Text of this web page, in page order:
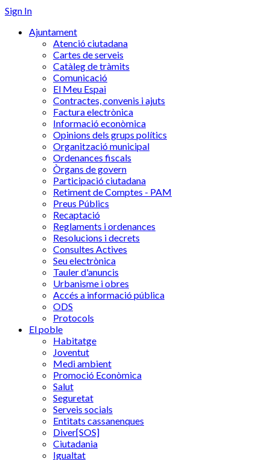
Sign In
Ajuntament
Atenció ciutadana
Cartes de serveis
Catàleg de tràmits
Comunicació
El Meu Espai
Contractes, convenis i ajuts
Factura electrònica
Informació econòmica
Opinions dels grups polítics
Organització municipal
Ordenances fiscals
Òrgans de govern
Participació ciutadana
Retiment de Comptes - PAM
Preus Públics
Recaptació
Reglaments i ordenances
Resolucions i decrets
Consultes Actives
Seu electrònica
Tauler d'anuncis
Urbanisme i obres
Accés a informació pública
ODS
Protocols
El poble
Habitatge
Joventut
Medi ambient
Promoció Econòmica
Salut
Seguretat
Serveis socials
Entitats cassanenques
Diver[SOS]
Ciutadania
Igualtat